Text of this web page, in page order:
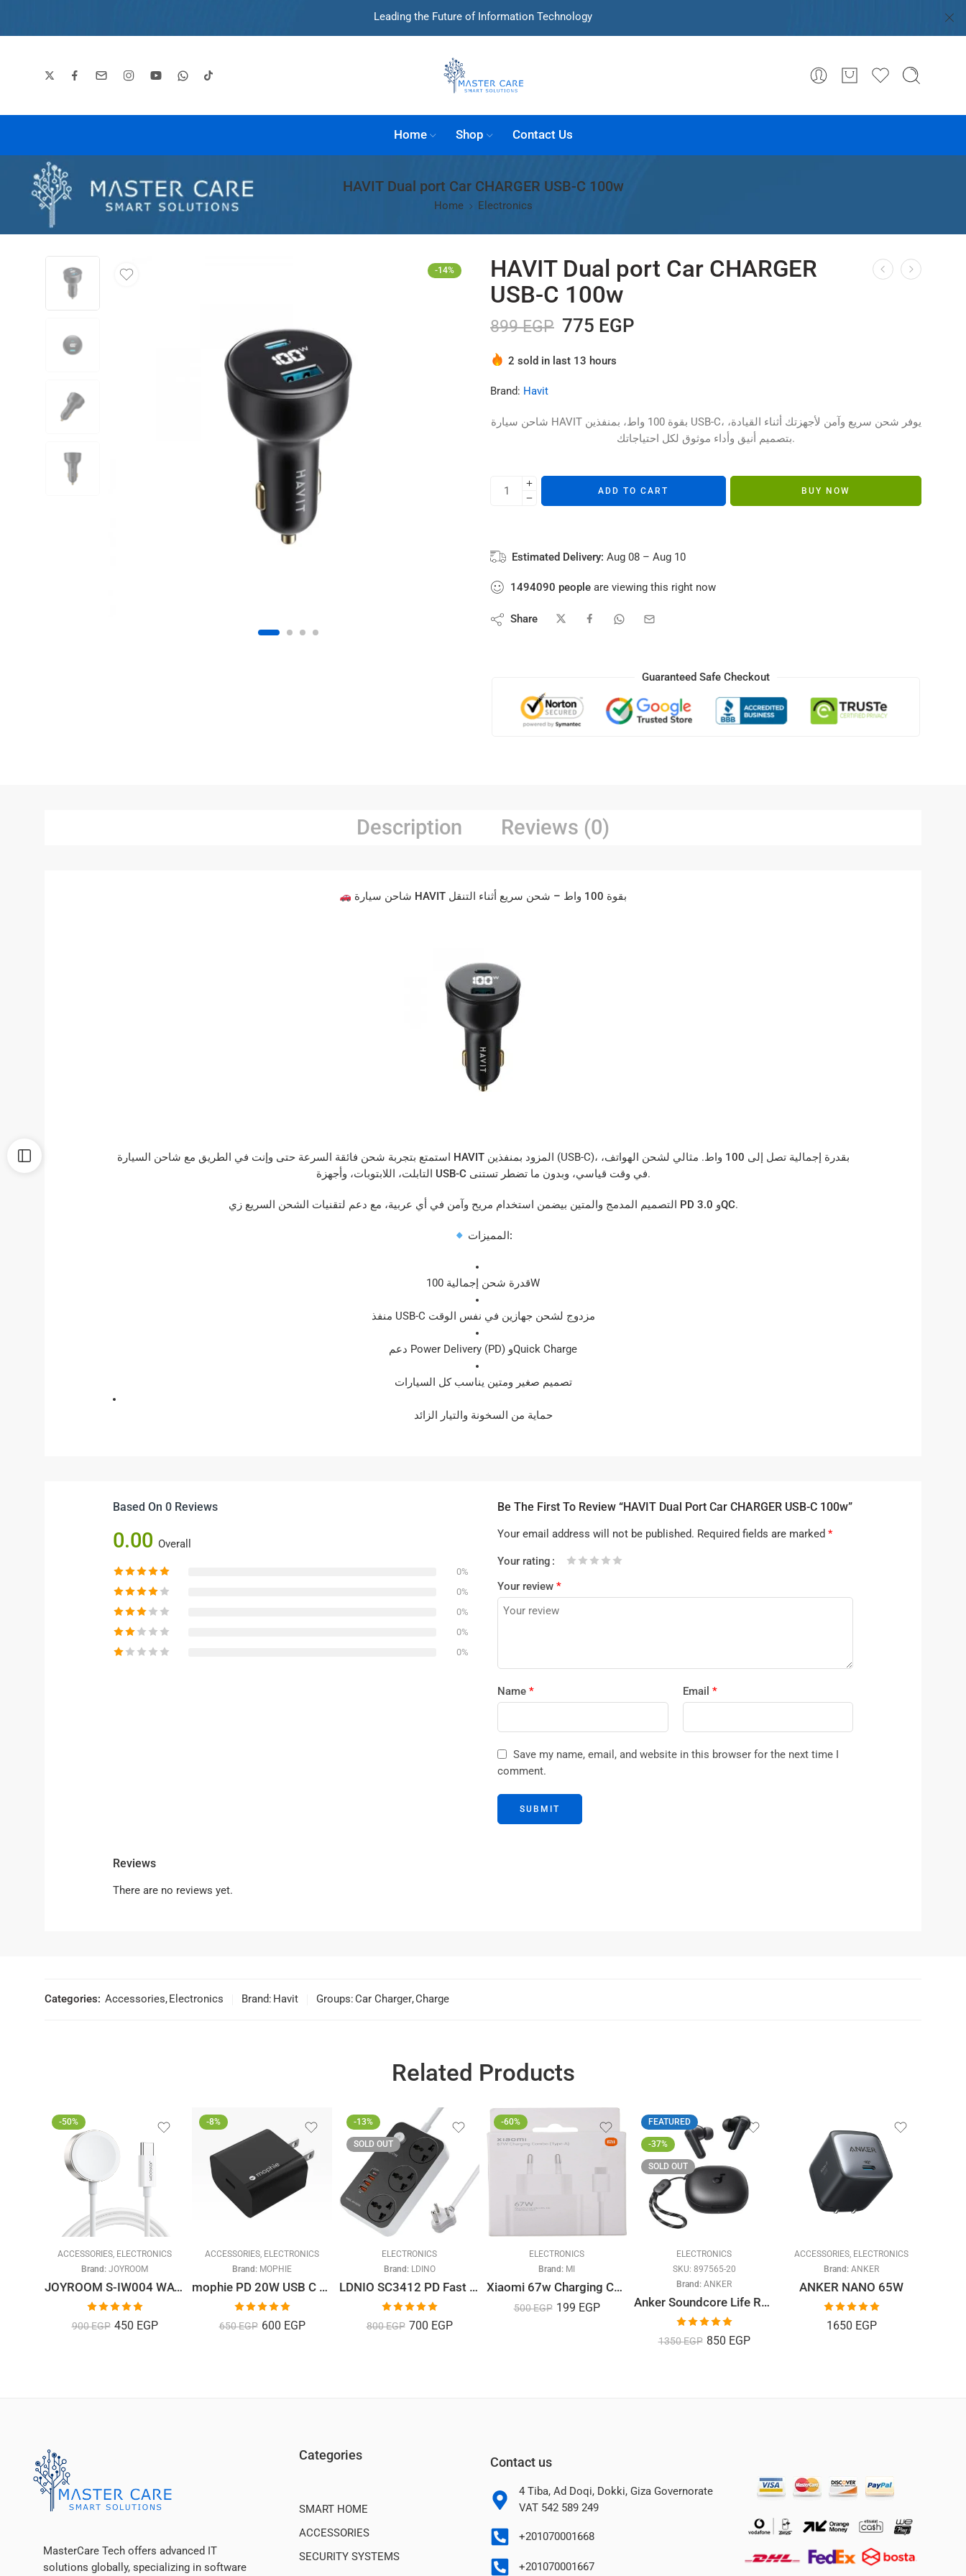
Leading the Future of Information Technology
Home Shop Contact Us
HAVIT Dual port Car CHARGER USB-C 100w
Home Electronics
-14%
HAVIT Dual port Car CHARGER
USB-C 100w
899EGP 775 EGP
Hurry! Over 6 people have this in their carts
Brand: Havit
شاحن سيارة HAVIT بقوة 100 واط، بمنفذين USB-C، يوفر شحن سريع وآمن لأجهزتك أثناء القيادة،
بتصميم أنيق وأداء موثوق لكل احتياجاتك.
ADD TO CART BUY NOW
Estimated Delivery: Aug 08 – Aug 10
1494090 people are viewing this right now
Share
Guaranteed Safe Checkout
Description Reviews (0)
شاحن سيارة HAVIT بقوة 100 واط – شحن سريع أثناء التنقل
استمتع بتجربة شحن فائقة السرعة حتى وإنت في الطريق مع شاحن السيارة HAVIT المزود بمنفذين (USB-C)، بقدرة إجمالية تصل إلى 100 واط . مثالي لشحن الهواتف،
التابلت، اللابتوبات، وأجهزة USB-C
في وقت قياسي، وبدون ما تضطر تستنى.
PD 3.0 وQC.
المميزات:
قدرة شحن إجمالية 100W
منفذ USB-C مزدوج لشحن جهازين في نفس الوقت
دعم Power Delivery (PD) وQuick Charge
تصميم صغير ومتين يناسب كل السيارات
حماية من السخونة والتيار الزائد
Based On 0 Reviews
0.00 Overall
0%
0%
0%
0%
0%
Be The First To Review “HAVIT Dual Port Car CHARGER USB-C 100w”
Your email address will not be published. Required fields are marked *
Your rating
Your review *
Name * Email *
Save my name, email, and website in this browser for the next time I
comment.
Reviews
There are no reviews yet.
Categories: Accessories, Electronics Brand: Havit Groups:Car Charger,Charge
Related Products
-50%
ACCESSORIES, ELECTRONICS
Brand: JOYROOM
JOYROOM S-IW004 WATCH CHARGING CABLE Magnetic Wireless Charger
Rated5.00
out of 5
900EGP 450 EGP
-8%
ACCESSORIES, ELECTRONICS
Brand: MOPHIE
mophie PD 20W USB C Fast Wall Charger
Rated5.00
out of 5
650EGP 600 EGP
-13%
SOLD OUT
ELECTRONICS
Brand: LDINO
LDNIO SC3412 PD Fast Charge
Rated5.00
out of 5
800EGP 700 EGP
-60%
ELECTRONICS
Brand: MI
Xiaomi 67w Charging Combo Type A67W Charging Combo (Type-A)
500EGP 199 EGP
FEATURED
-37%
SOLD OUT
ELECTRONICS
SKU: 897565-20
Brand: ANKER
Anker Soundcore Life R50I
Rated5.00
out of 5
1350EGP 850 EGP
ACCESSORIES, ELECTRONICS
Brand: ANKER
ANKER NANO 65W
Rated 5.00
out of 5
1650 EGP
MasterCare Tech offers advanced IT
solutions globally, specializing in software
Categories
SMART HOME
ACCESSORIES
SECURITY SYSTEMS
Contact us
4 Tiba, Ad Doqi, Dokki, Giza Governorate
VAT 542 589 249
+201070001668
+201070001667